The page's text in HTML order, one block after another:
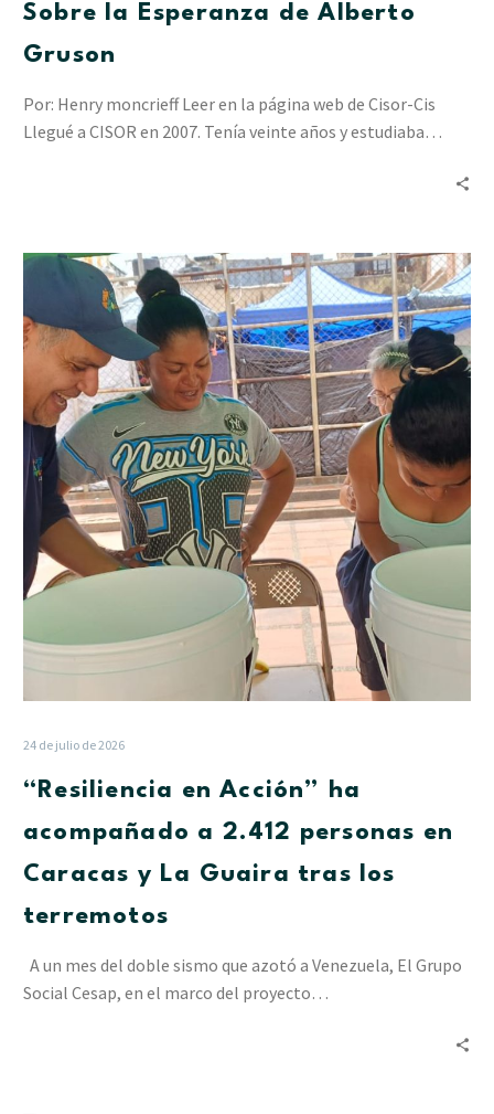
Sobre la Esperanza de Alberto
Gruson
Por: Henry moncrieff Leer en la página web de Cisor-Cis
Llegué a CISOR en 2007. Tenía veinte años y estudiaba…
“Resiliencia
en
Acción”
ha
acompañado
a
2.412
personas
en
Caracas
y
La
Guaira
tras
los
terremotos
24 de julio de 2026
“Resiliencia en Acción” ha
acompañado a 2.412 personas en
Caracas y La Guaira tras los
terremotos
A un mes del doble sismo que azotó a Venezuela, El Grupo
Social Cesap, en el marco del proyecto…